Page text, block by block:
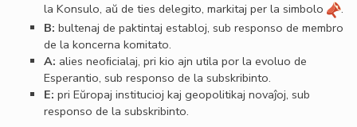
la Konsulo, aŭ de ties delegito, markitaj per la simbolo
.
B: bultenaj de paktintaj establoj, sub responso de membro
de la koncerna komitato.
A: alies neoﬁcialaj, pri kio ajn utila por la evoluo de
Esperantio, sub responso de la subskribinto.
E: pri Eŭropaj institucioj kaj geopolitikaj novaĵoj, sub
responso de la subskribinto.